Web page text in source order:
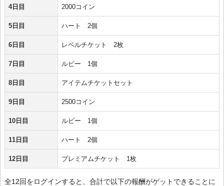
4日目 2000コイン
5日目 ハート 2個
6日目 レベルチケット 2枚
7日目 ルビー 1個
8日目 アイテムチケットセット
9日目 2500コイン
10日目 ルビー 1個
11日目 ハート 2個
12日目 プレミアムチケット 1枚
全12回をログインすると、合計で以下の報酬がゲットできることに